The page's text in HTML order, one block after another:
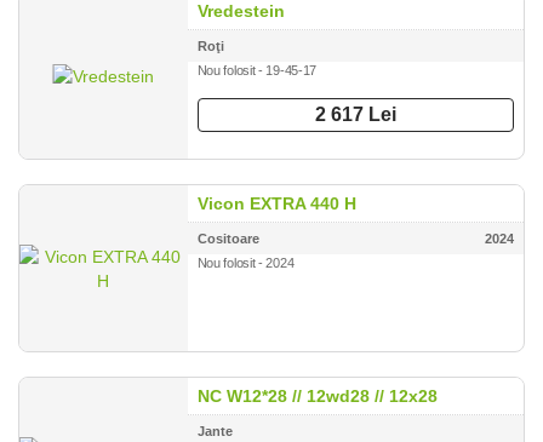
Vredestein
Roţi
Nou folosit - 19-45-17
2 617 Lei
Vicon EXTRA 440 H
Cositoare
2024
Nou folosit - 2024
NC W12*28 // 12wd28 // 12x28
Jante